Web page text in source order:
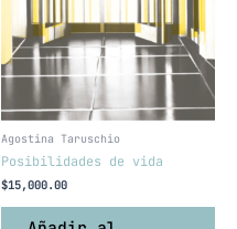
Agostina Taruschio
Posibilidades de vida
$15,000.00